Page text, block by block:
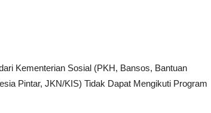
Kementerian Sosial (PKH, Bansos, Bantuan
Pintar, JKN/KIS) Tidak Dapat Mengikuti Program